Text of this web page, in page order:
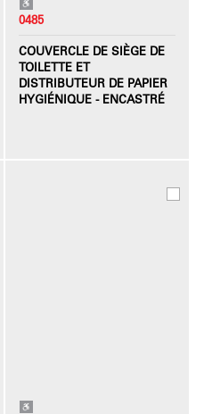
0485
COUVERCLE DE SIÈGE DE
TOILETTE ET
DISTRIBUTEUR DE PAPIER
HYGIÉNIQUE - ENCASTRÉ